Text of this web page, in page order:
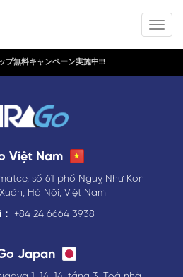
プ無料キャンペーン実施中!!!
Việt Nam
số 61 phố Nguỵ Như Kon
Hà Nội, Việt Nam
+84 24 6664 3938
Japan